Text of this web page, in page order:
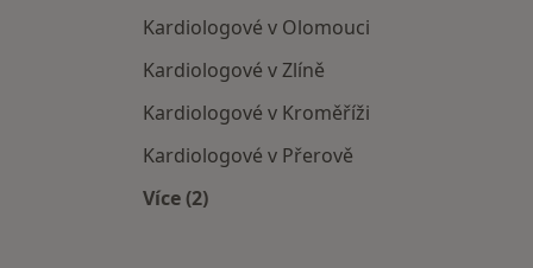
Kardiologové v Olomouci
Kardiologové v Zlíně
Kardiologové v Kroměříži
Kardiologové v Přerově
Více (2)